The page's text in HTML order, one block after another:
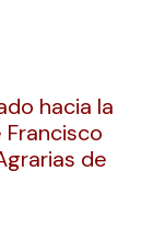
hacia la
de